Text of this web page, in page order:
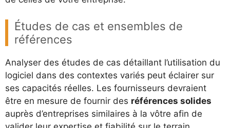
Études de cas et ensembles de
références
Analyser des études de cas détaillant l’utilisation du
logiciel dans des contextes variés peut éclairer sur
ses capacités réelles. Les fournisseurs devraient
être en mesure de fournir des références solides
auprès d’entreprises similaires à la vôtre afin de